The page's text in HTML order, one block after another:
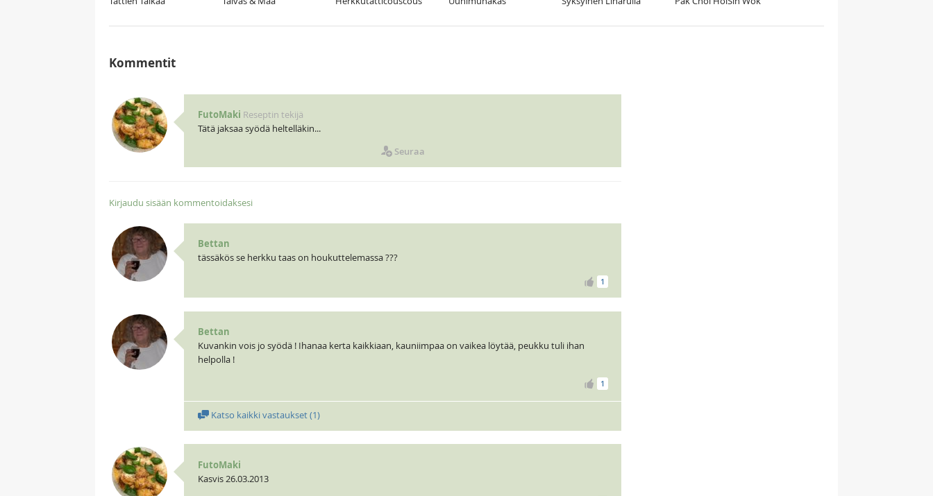
Kommentit
FutoMaki Reseptin tekijä
Tätä jaksaa syödä heltelläkin...
Seuraa
Kirjaudu sisään kommentoidaksesi
Bettan
tässäkös se herkku taas on houkuttelemassa ???
1
Bettan
Kuvankin vois jo syödä ! Ihanaa kerta kaikkiaan, kauniimpaa on vaikea löytää, peukku tuli ihan
helpolla !
1
Katso kaikki vastaukset (1)
FutoMaki
Kasvis 26.03.2013